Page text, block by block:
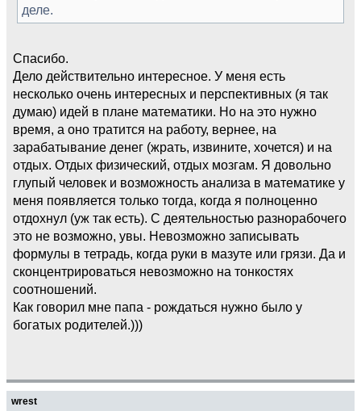
деле.
Спасибо.
Дело действительно интересное. У меня есть
несколько очень интересных и перспективных (я так
думаю) идей в плане математики. Но на это нужно
время, а оно тратится на работу, вернее, на
зарабатывание денег (жрать, извините, хочется) и на
отдых. Отдых физический, отдых мозгам. Я довольно
глупый человек и возможность анализа в математике у
меня появляется только тогда, когда я полноценно
отдохнул (уж так есть). С деятельностью разнорабочего
это не возможно, увы. Невозможно записывать
формулы в тетрадь, когда руки в мазуте или грязи. Да и
сконцентрироваться невозможно на тонкостях
соотношений.
Как говорил мне папа - рождаться нужно было у
богатых родителей.)))
wrest